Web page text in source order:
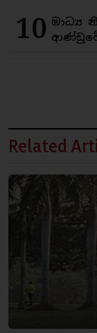
10 මාධ්‍ය
Related